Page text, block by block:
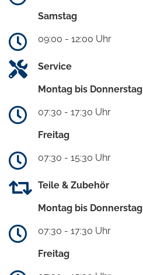
Samstag
09:00 - 12:00 Uhr
Service
Montag bis Donnerstag
07:30 - 17:30 Uhr
Freitag
07:30 - 15:30 Uhr
Teile & Zubehör
Montag bis Donnerstag
07:30 - 17:30 Uhr
Freitag